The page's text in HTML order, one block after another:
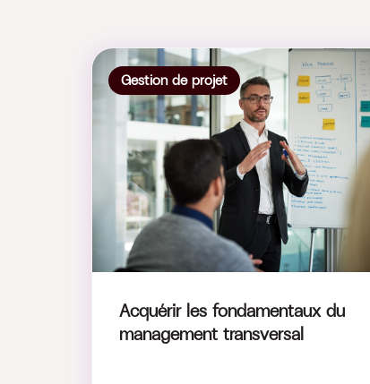
Gestion de projet
Acquérir les fondamentaux du
management transversal